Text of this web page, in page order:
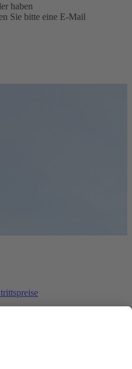
haben
Sie bitte eine E-Mail